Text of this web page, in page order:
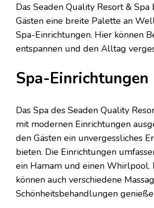
Das Seaden Quality Resort & Spa
Gästen eine breite Palette an
Spa-Einrichtungen. Hier können
entspannen und den Alltag
Spa-Einrichtungen
Das Spa des Seaden Quality
mit modernen Einrichtungen
den Gästen ein unvergessliches
bieten. Die Einrichtungen
ein Hamam und einen Whirlpool.
können auch verschiedene
Schönheitsbehandlungen